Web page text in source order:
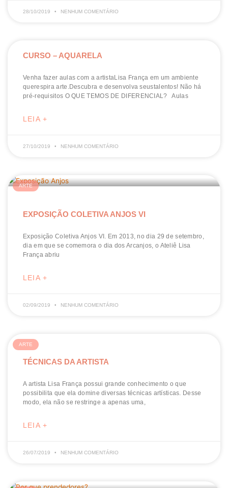
28/10/2019 NENHUM COMENTÁRIO
CURSO – AQUARELA
Venha fazer aulas com a artistaLisa França em um ambiente
querespira arte.Descubra e desenvolva seustalentos! Não há
pré-requisitos O QUE TEMOS DE DIFERENCIAL? Aulas
LEIA +
27/10/2019 NENHUM COMENTÁRIO
ARTE
EXPOSIÇÃO COLETIVA ANJOS VI
Exposição Coletiva Anjos VI. Em 2013, no dia 29 de setembro,
dia em que se comemora o dia dos Arcanjos, o Ateliê Lisa
França abriu
LEIA +
02/09/2019 NENHUM COMENTÁRIO
ARTE
TÉCNICAS DA ARTISTA
A artista Lisa França possui grande conhecimento o que
possibilita que ela domine diversas técnicas artísticas. Desse
modo, ela não se restringe a apenas uma,
LEIA +
26/07/2019 NENHUM COMENTÁRIO